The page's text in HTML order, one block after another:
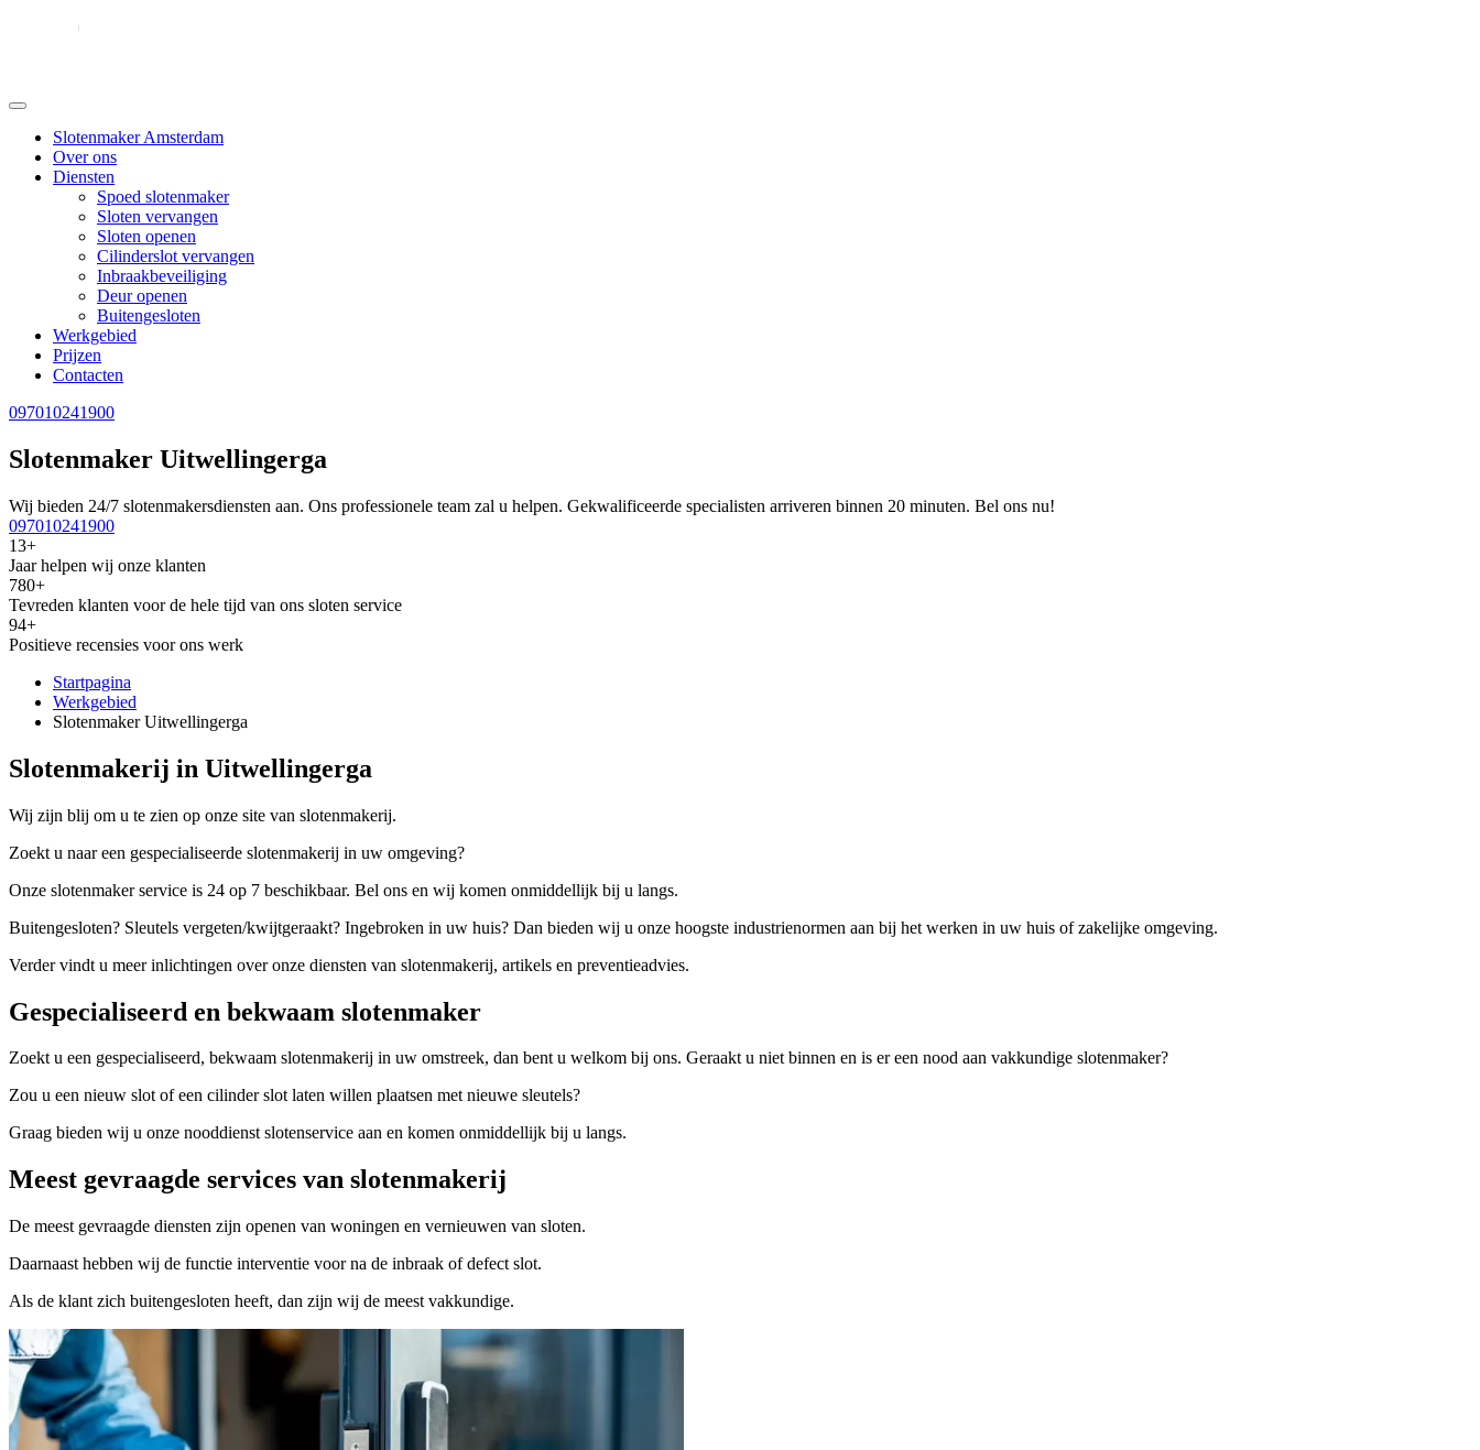
Slotenmaker Amsterdam
Over ons
Diensten
Spoed slotenmaker
Sloten vervangen
Sloten openen
Cilinderslot vervangen
Inbraakbeveiliging
Deur openen
Buitengesloten
Werkgebied
Prijzen
Contacten
097010241900
Slotenmaker Uitwellingerga
Wij bieden 24/7 slotenmakersdiensten aan. Ons professionele team zal u helpen. Gekwalificeerde specialisten arriveren binnen 20 minuten. Bel ons nu!
097010241900
13+
Jaar helpen wij onze klanten
780+
Tevreden klanten voor de hele tijd van ons sloten service
94+
Positieve recensies voor ons werk
Startpagina
Werkgebied
Slotenmaker Uitwellingerga
Slotenmakerij in Uitwellingerga
Wij zijn blij om u te zien op onze site van slotenmakerij.
Zoekt u naar een gespecialiseerde slotenmakerij in uw omgeving?
Onze slotenmaker service is 24 op 7 beschikbaar. Bel ons en wij komen onmiddellijk bij u langs.
Buitengesloten? Sleutels vergeten/kwijtgeraakt? Ingebroken in uw huis? Dan bieden wij u onze hoogste industrienormen aan bij het werken in uw huis of zakelijke omgeving.
Verder vindt u meer inlichtingen over onze diensten van slotenmakerij, artikels en preventieadvies.
Gespecialiseerd en bekwaam slotenmaker
Zoekt u een gespecialiseerd, bekwaam slotenmakerij in uw omstreek, dan bent u welkom bij ons. Geraakt u niet binnen en is er een nood aan vakkundige slotenmaker?
Zou u een nieuw slot of een cilinder slot laten willen plaatsen met nieuwe sleutels?
Graag bieden wij u onze nooddienst slotenservice aan en komen onmiddellijk bij u langs.
Meest gevraagde services van slotenmakerij
De meest gevraagde diensten zijn openen van woningen en vernieuwen van sloten.
Daarnaast hebben wij de functie interventie voor na de inbraak of defect slot.
Als de klant zich buitengesloten heeft, dan zijn wij de meest vakkundige.